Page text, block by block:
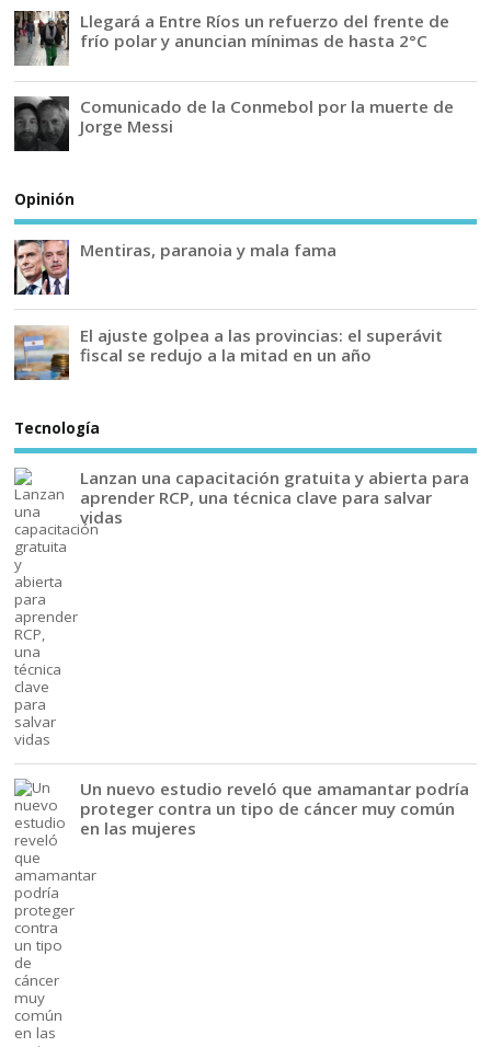
Llegará a Entre Ríos un refuerzo del frente de
frío polar y anuncian mínimas de hasta 2°C
Comunicado de la Conmebol por la muerte de
Jorge Messi
Opinión
Mentiras, paranoia y mala fama
El ajuste golpea a las provincias: el superávit
fiscal se redujo a la mitad en un año
Tecnología
Lanzan una capacitación gratuita y abierta para
aprender RCP, una técnica clave para salvar
vidas
Un nuevo estudio reveló que amamantar podría
proteger contra un tipo de cáncer muy común
en las mujeres